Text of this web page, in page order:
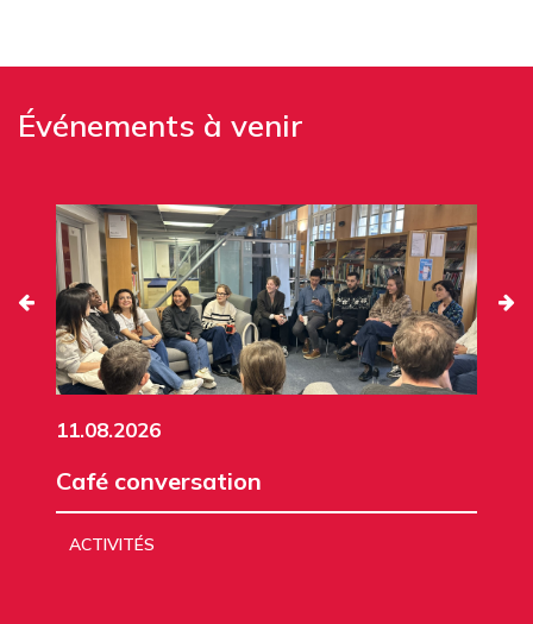
Événements à venir
11.08.2026
Café conversation
ACTIVITÉS